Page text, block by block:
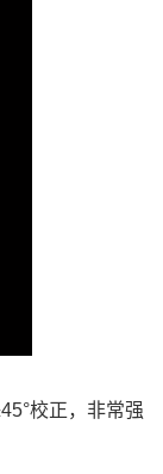
校正，非常强